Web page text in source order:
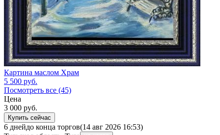
Картина маслом Храм
5 500 руб.
Посмотреть все (45)
Цена
3 000 руб.
Купить сейчас
6 днейдо конца торгов(14 авг 2026 16:53)